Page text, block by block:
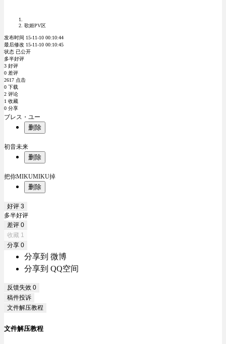
歌姬PV区
发布时间 15-11-10 00:10:44
最后修改 15-11-10 00:10:45
状态 已公开
多半好评
3 好评
0 差评
2617 点击
0 下载
2 评论
1 收藏
0 分享
ブレス・ユー
删除
初音未来
删除
把你MIKUMIKU掉
删除
好评 3
多半好评
差评 0
收藏 1
分享 0
分享到 微博
分享到 QQ空间
反馈失效 0
稿件投诉
文件解压教程
文件解压教程